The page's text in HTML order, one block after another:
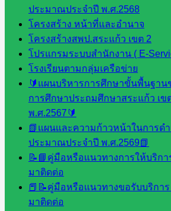
ประมาณประจำปี พ.ศ.2568
โครงสร้าง หน้าที่และอำนาจ
โครงสร้างสพป.สระแก้ว เขต 2
โปรแกรมระบบสำนักงาน ( E-
โรงเรียนตามกลุ่มเครือข่าย
🔰แผนบริหารการศึกษาขั้นพื้นฐาน
การศึกษาประถมศึกษาสระแก้ว เ
พ.ศ.2567🔰
📗แผนและความก้าวหน้าในการด
ประมาณประจำปี พ.ศ.2569📗
📝📘คู่มือหรือแนวทางการให้บริก
มาติดต่อ
📕📝คู่มือหรือแนวทางขอรับบริกา
มาติดต่อ
เทศ
ติดตาม
และประ
เมินผลฯ
::: ©2021 sakarea2.go.th. All rights
TEAM :::
สอบถามได้นะคะ
Line